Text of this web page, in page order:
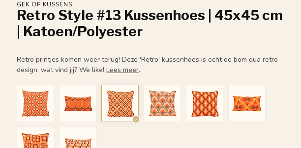
GEK OP KUSSENS!
Retro Style #13 Kussenhoes | 45x45 cm
| Katoen/Polyester
Retro printjes komen weer terug! Deze 'Retro' kussenhoes is echt de bom qua retro
design, wat vind jij? We like!Lees meer.